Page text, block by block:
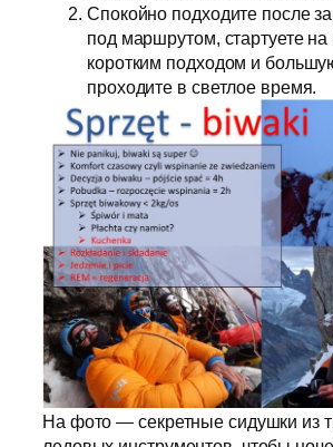
Спокойно подходите после
под маршрутом, стартуете на
коротким подходом и
проходите в светлое время.
На фото — секретные сидушки из